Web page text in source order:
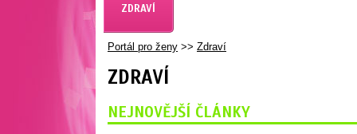
ZDRAVÍ
Portál pro ženy >> Zdraví
ZDRAVÍ
NEJNOVĚJŠÍ ČLÁNKY